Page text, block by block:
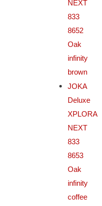
NEXT
833
8652
Oak
infinity
brown
JOKA
Deluxe
XPLORA
NEXT
833
8653
Oak
infinity
coffee